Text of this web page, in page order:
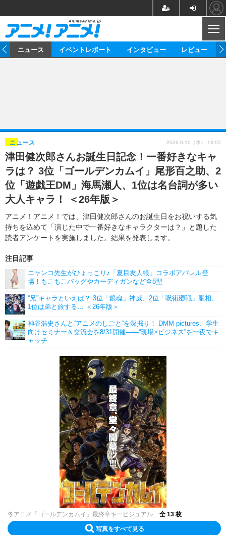
ゲーム グッズ
イベント 海外
海外イベント ビジネス
俳優・タレント アーティスト
ビジネス
アニメ 実写
書評 イベント
ゲーム
動画
アニメ 映画/ドラマ
アニメ！アニメ！TV
連載・コラム
ニュース イベントレポート インタビュー レビュー
津田健次郎さんお誕生日記念！一番好きなキャ
ラは？ 3位「ゴールデンカムイ」尾形百之助、2
位「遊戯王DM」海馬瀬人、1位は名台詞が多い
大人キャラ！ ＜26年版＞
アニメ！アニメ！では、津田健次郎さんのお誕生日をお祝いする気
持ちを込めて「演じた中で一番好きなキャラクターは？」と題した
読者アンケートを実施しました。結果を発表します。
ニュース
注目記事
ニャンコ先生がひょっこり♪「夏目友人帳」コラボアパレル登
場！もこもこバッグやカーディガンなど全8型
“兄”キャラといえば？ 3位「銀魂」神威、2位「呪術廻戦」脹相、
1位は弟と旅する… ＜26年版＞
神谷浩史さんと“アニメのしごと”を深掘り！ DMM pictures、学生
向けセミナー＆交流会を8/31開催――“現場×ビジネス”を一夜でキ
ャッチ
2026.6.10（水） 18:05
冬アニメ『ゴールデンカムイ』最終章キービジュアル 全 13 枚
写真をすべて見る